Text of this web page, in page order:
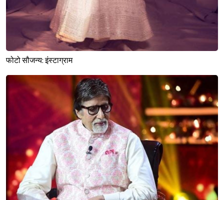
फोटो सौजन्य: इंस्टाग्राम